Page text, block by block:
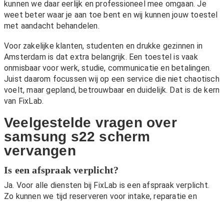
kunnen we daar eerlijk en professioneel mee omgaan. Je
weet beter waar je aan toe bent en wij kunnen jouw toestel
met aandacht behandelen.
Voor zakelijke klanten, studenten en drukke gezinnen in
Amsterdam is dat extra belangrijk. Een toestel is vaak
onmisbaar voor werk, studie, communicatie en betalingen.
Juist daarom focussen wij op een service die niet chaotisch
voelt, maar gepland, betrouwbaar en duidelijk. Dat is de kern
van FixLab.
Veelgestelde vragen over
samsung s22 scherm
vervangen
Is een afspraak verplicht?
Ja. Voor alle diensten bij FixLab is een afspraak verplicht.
Zo kunnen we tijd reserveren voor intake, reparatie en